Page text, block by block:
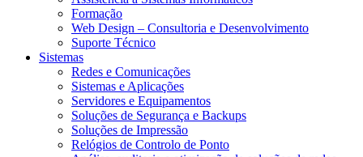
Formação
Web Design – Consultoria e Desenvolvimento
Suporte Técnico
Sistemas
Redes e Comunicações
Sistemas e Aplicações
Servidores e Equipamentos
Soluções de Segurança e Backups
Soluções de Impressão
Relógios de Controlo de Ponto